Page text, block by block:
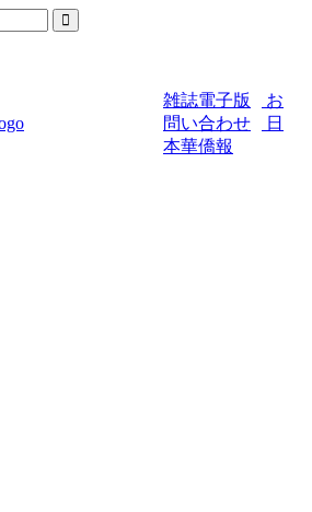
雑誌電子版
お
問い合わせ
日
本華僑報